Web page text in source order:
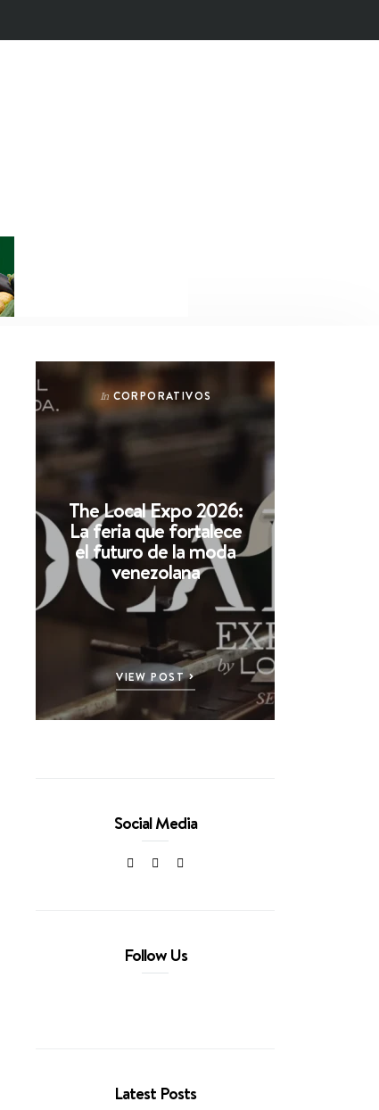
In CORPORATIVOS
The Local Expo 2026:
La feria que fortalece
el futuro de la moda
venezolana
VIEW POST
Social Media
Follow Us
Latest Posts